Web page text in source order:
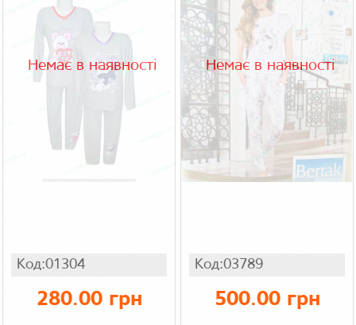
Немає в наявності
Код:01304
280.00 грн
Немає в наявності
Код:03789
500.00 грн